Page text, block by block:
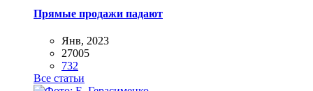
Прямые продажи падают
Янв, 2023
27005
732
Все статьи